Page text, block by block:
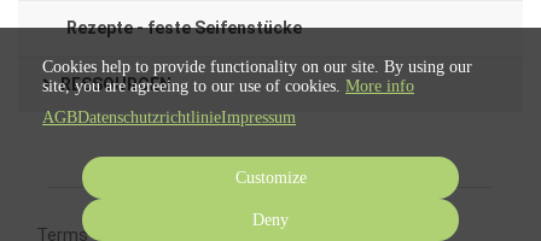
Rezepte - feste Seifenstücke
RESSOURCEN
Terms Cancel subscription
Cookies help to provide functionality on our site. By using our
site, you are agreeing to our use of cookies. More info
AGBDatenschutzrichtlinieImpressum
Customize
Deny